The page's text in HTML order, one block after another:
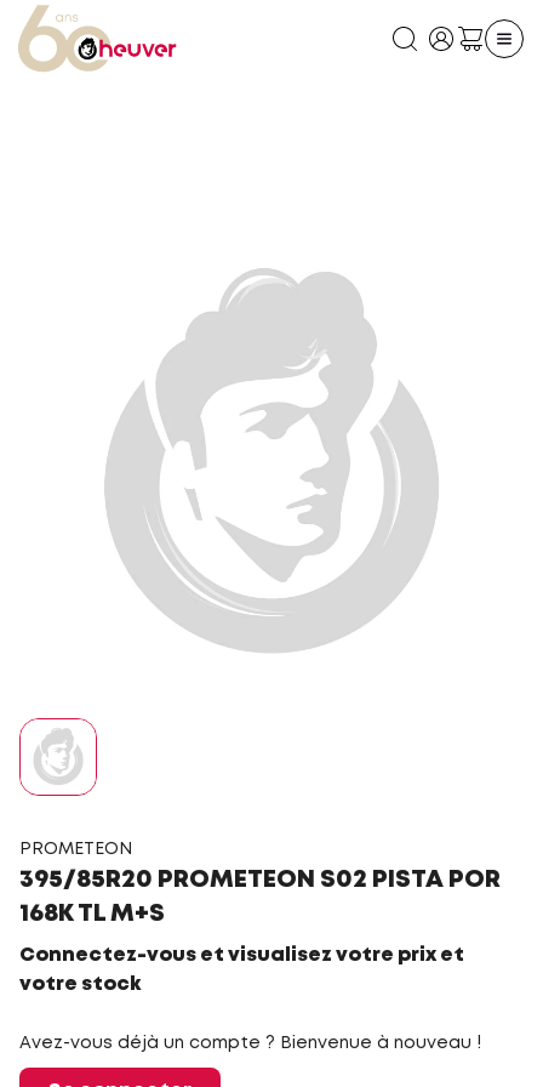
PROMETEON
395/85R20 PROMETEON S02 PISTA POR
168K TL M+S
Connectez-vous et visualisez votre prix et
votre stock
Avez-vous déjà un compte ? Bienvenue à nouveau !